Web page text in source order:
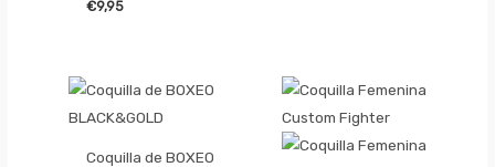
€9,95
Coquilla de BOXEO